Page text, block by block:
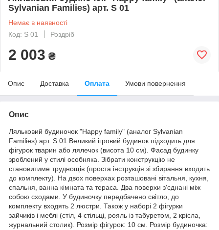
Sylvanian Families) арт. S 01
Немає в наявності
Код: S 01
Роздріб
2 003 ₴
Опис Доставка Оплата Умови повернення
Опис
Ляльковий будиночок "Happy family" (аналог Sylvanian
Families) арт. S 01 Великий ігровий будинок підходить для
фігурок тварин або лялечок (висота 10 см). Фасад будинку
зроблений у стилі особняка. Зібрати конструкцію не
становитиме труднощів (проста інструкція зі збирання входить
до комплекту). На двох поверхах розташовані вітальня, кухня,
спальня, ванна кімната та тераса. Два поверхи з'єднані між
собою сходами. У будиночку передбачено світло, до
комплекту входять 2 люстри. Також у наборі 2 фігурки
зайчиків і меблі (стіл, 4 стільці, рояль із табуретом, 2 крісла,
журнальний столик). Розмір фігурок: 10 см. Розмір будиночка: